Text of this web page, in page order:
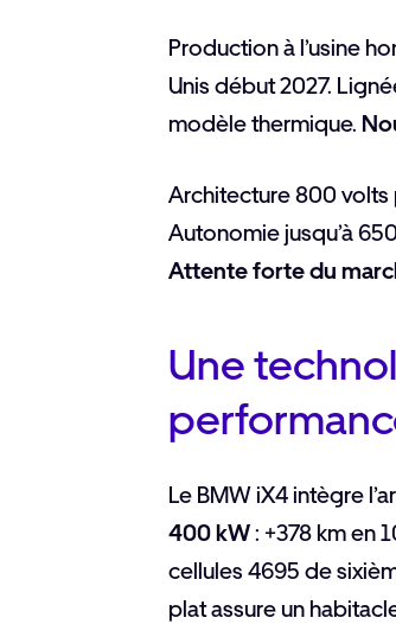
Production à l’usine
Unis début 2027.
modèle thermique.
Architecture 800 volts
Autonomie jusqu’à
Attente forte du
Une
Le BMW iX4 intègre
400 kW: +378 km en
cellules 4695 de
plat assure un